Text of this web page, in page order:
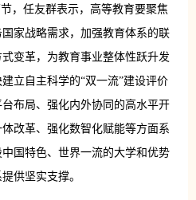
，任友群表示，高等教育要聚焦
家战略需求，加强教育体系的联
变革，为教育事业整体性跃升发
立自主科学的“双一流”建设评价
布局、强化内外协同的高水平开
改革、强化数智化赋能等方面系
国特色、世界一流的大学和优势
供坚实支撑。